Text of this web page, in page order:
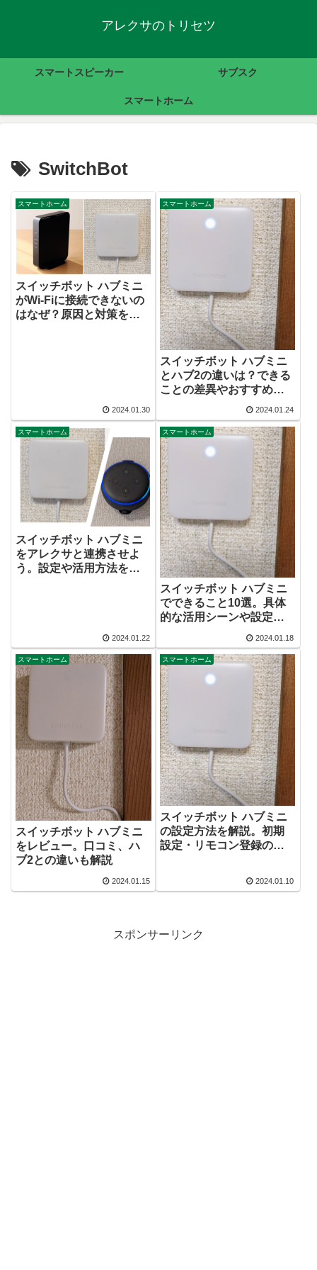
アレクサのトリセツ
スマートスピーカー サブスク
スマートホーム
SwitchBot
スマートホーム
スイッチボット ハブミニ
がWi-Fiに接続できないの
はなぜ？原因と対策を解
2024.01.30
スマートホーム
スイッチボット ハブミニ
とハブ2の違いは？できる
ことの差異やおすすめの
2024.01.24
スマートホーム
スイッチボット ハブミニ
をアレクサと連携させよ
う。設定や活用方法を解
2024.01.22
スマートホーム
スイッチボット ハブミニ
でできること10選。具体
的な活用シーンや設定例
2024.01.18
スマートホーム
スイッチボット ハブミニ
をレビュー。口コミ、ハ
ブ2との違いも解説
2024.01.15
スマートホーム
スイッチボット ハブミニ
の設定方法を解説。初期
設定・リモコン登録の手
2024.01.10
スポンサーリンク